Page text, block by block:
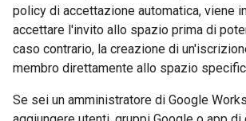
policy di accettazione automatica, viene
accettare l'invito allo spazio prima di
caso contrario, la creazione di
membro direttamente allo spazio
Se sei un amministratore di Google